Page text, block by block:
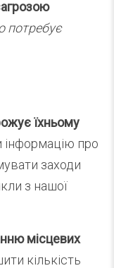
потребує
їхньому
про
заходи
з нашої
місцевих
кількість